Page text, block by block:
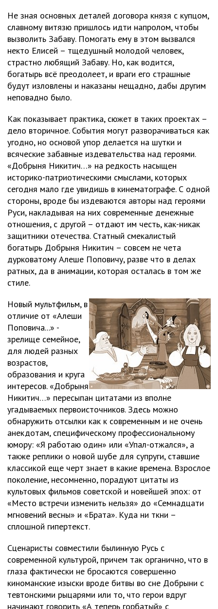
Не зная основных деталей договора князя с купцом,
славному витязю пришлось идти напролом, чтобы
вызволить Забаву. Помогать ему в этом вызвался
некто Елисей – тщедушный молодой человек,
страстно любящий Забаву. Но, как водится,
богатырь всё преодолеет, и враги его страшные
будут изловлены и наказаны нещадно, дабы другим
неповадно было.
Как показывает практика, сюжет в таких проектах –
дело вторичное. События могут разворачиваться как
угодно, но основой упор делается на шутки и
всяческие забавные издевательства над героями.
«Добрыня Никитич…» на редкость насыщен
историко-патриотическими смыслами, которых
сегодня мало где увидишь в кинематографе. С одной
стороны, вроде бы издеваются авторы над героями
Руси, накладывая на них современные денежные
отношения, с другой – отдают им честь, как-никак
защитники отечества. Статный смекалистый
богатырь Добрыня Никитич – совсем не чета
дурковатому Алеше Поповичу, разве что в делах
ратных, да в анимации, которая осталась в том же
стиле.
Новый мультфильм, в
отличие от «Алеши
Поповича...» -
зрелище семейное,
для людей разных
возрастов,
образования и круга
интересов. «Добрыня
Никитич…» пересыпан цитатами из вполне
угадываемых первоисточников. Здесь можно
обнаружить отсылки как к современным и не очень
анекдотам, специфическому профессиональному
юмору: «Я работаю один» или «Упал-отжался», а
также реплики о новой шубе для супруги, ставшие
классикой еще черт знает в какие времена. Взрослое
поколение, несомненно, порадуют цитаты из
культовых фильмов советской и новейшей эпох: от
«Место встречи изменить нельзя» до «Семнадцати
мгновений весны» и «Брата». Куда ни ткни –
сплошной гипертекст.
Сценаристы совместили былинную Русь с
современной культурой, причем так органично, что в
глаза фактически не бросаются совершенно
киноманские изыски вроде битвы во сне Добрыни с
тевтонскими рыцарями или то, что герои вдруг
начинают говорить «А теперь горбатый» с